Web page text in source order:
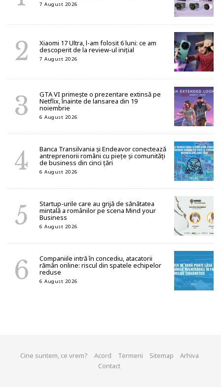
7 August 2026
Xiaomi 17 Ultra, l-am folosit 6 luni: ce am
descoperit de la review-ul inițial
7 August 2026
GTA VI primește o prezentare extinsă pe
Netflix, înainte de lansarea din 19
noiembrie
6 August 2026
Banca Transilvania și Endeavor conectează
antreprenorii români cu piețe și comunități
de business din cinci țări
6 August 2026
Startup-urile care au grijă de sănătatea
mintală a românilor pe scena Mind your
Business
6 August 2026
Companiile intră în concediu, atacatorii
rămân online: riscul din spatele echipelor
reduse
6 August 2026
Cine suntem, ce vrem? Acord Termeni Sitemap
Arhiva
Contact